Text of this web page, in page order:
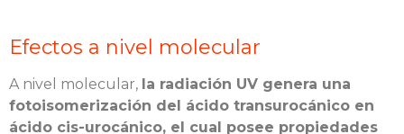
Efectos a nivel molecular
A nivel molecular, la radiación UV genera una
fotoisomerización del ácido transurocánico en
ácido cis-urocánico, el cual posee propiedades